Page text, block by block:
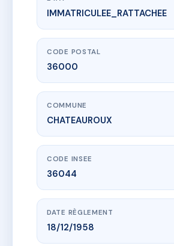
www.vme.plus/AC6717011
RESIDENCE LA PEUPLERAIE
29-31 r de belle-isle
IMMATRICULEE_RATTACHEE
CODE POSTAL
36000
COMMUNE
CHATEAUROUX
CODE INSEE
36044
DATE RÈGLEMENT
18/12/1958